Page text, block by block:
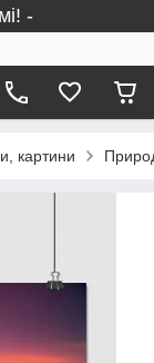
-
картини